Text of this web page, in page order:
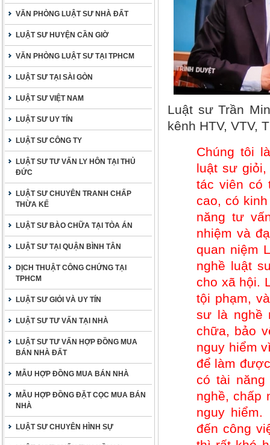
VĂN PHÒNG LUẬT SƯ NHÀ ĐẤT
LUẬT SƯ HUYỆN CẦN GIỜ
VĂN PHÒNG LUẬT SƯ TẠI TPHCM
LUẬT SƯ TẠI SÀI GÒN
LUẬT SƯ VIỆT NAM
LUẬT SƯ UY TÍN
LUẬT SƯ CÔNG TY
LUẬT SƯ TƯ VẤN LY HÔN TẠI THỦ
ĐỨC
LUẬT SƯ CHUYÊN TRANH CHẤP
THỪA KẾ
LUẬT SƯ BÀO CHỮA TẠI TÒA ÁN
LUẬT SƯ TẠI QUẬN BÌNH TÂN
DỊCH THUẬT CÔNG CHỨNG TẠI
TPHCM
LUẬT SƯ GIỎI VÀ UY TÍN
LUẬT SƯ TƯ VẤN TẠI NHÀ
LUẬT SƯ TƯ VẤN HỢP ĐỒNG MUA
BÁN NHÀ ĐẤT
MẪU HỢP ĐỒNG MUA BÁN NHÀ
MẪU HỢP ĐỒNG ĐẶT CỌC MUA BÁN
NHÀ
LUẬT SƯ CHUYÊN HÌNH SỰ
Luật sư Trần
kênh HTV, VTV,
Chúng tôi
luật sư giỏi,
tác viên có
cao, có
năng tư
nhiệm và
quan niệm
nghề luật
cho xã hội.
tội phạm,
sư là nghề
chữa, bảo
nguy hiểm
để làm
có tài năng
nghề, chấp
nguy
đến công